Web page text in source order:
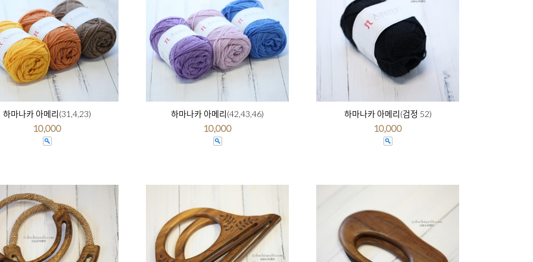
하마나카 아메리(31,4,23)
10,000
하마나카 아메리(42,43,46)
10,000
하마나카 아메리(검정 52)
10,000